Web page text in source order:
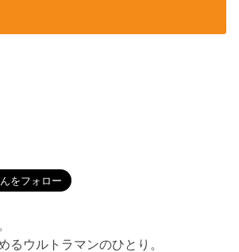
るウルトラマンのひとり。